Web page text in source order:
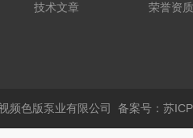
技术文章
荣誉资质
频色版泵业有限公司 备案号：苏